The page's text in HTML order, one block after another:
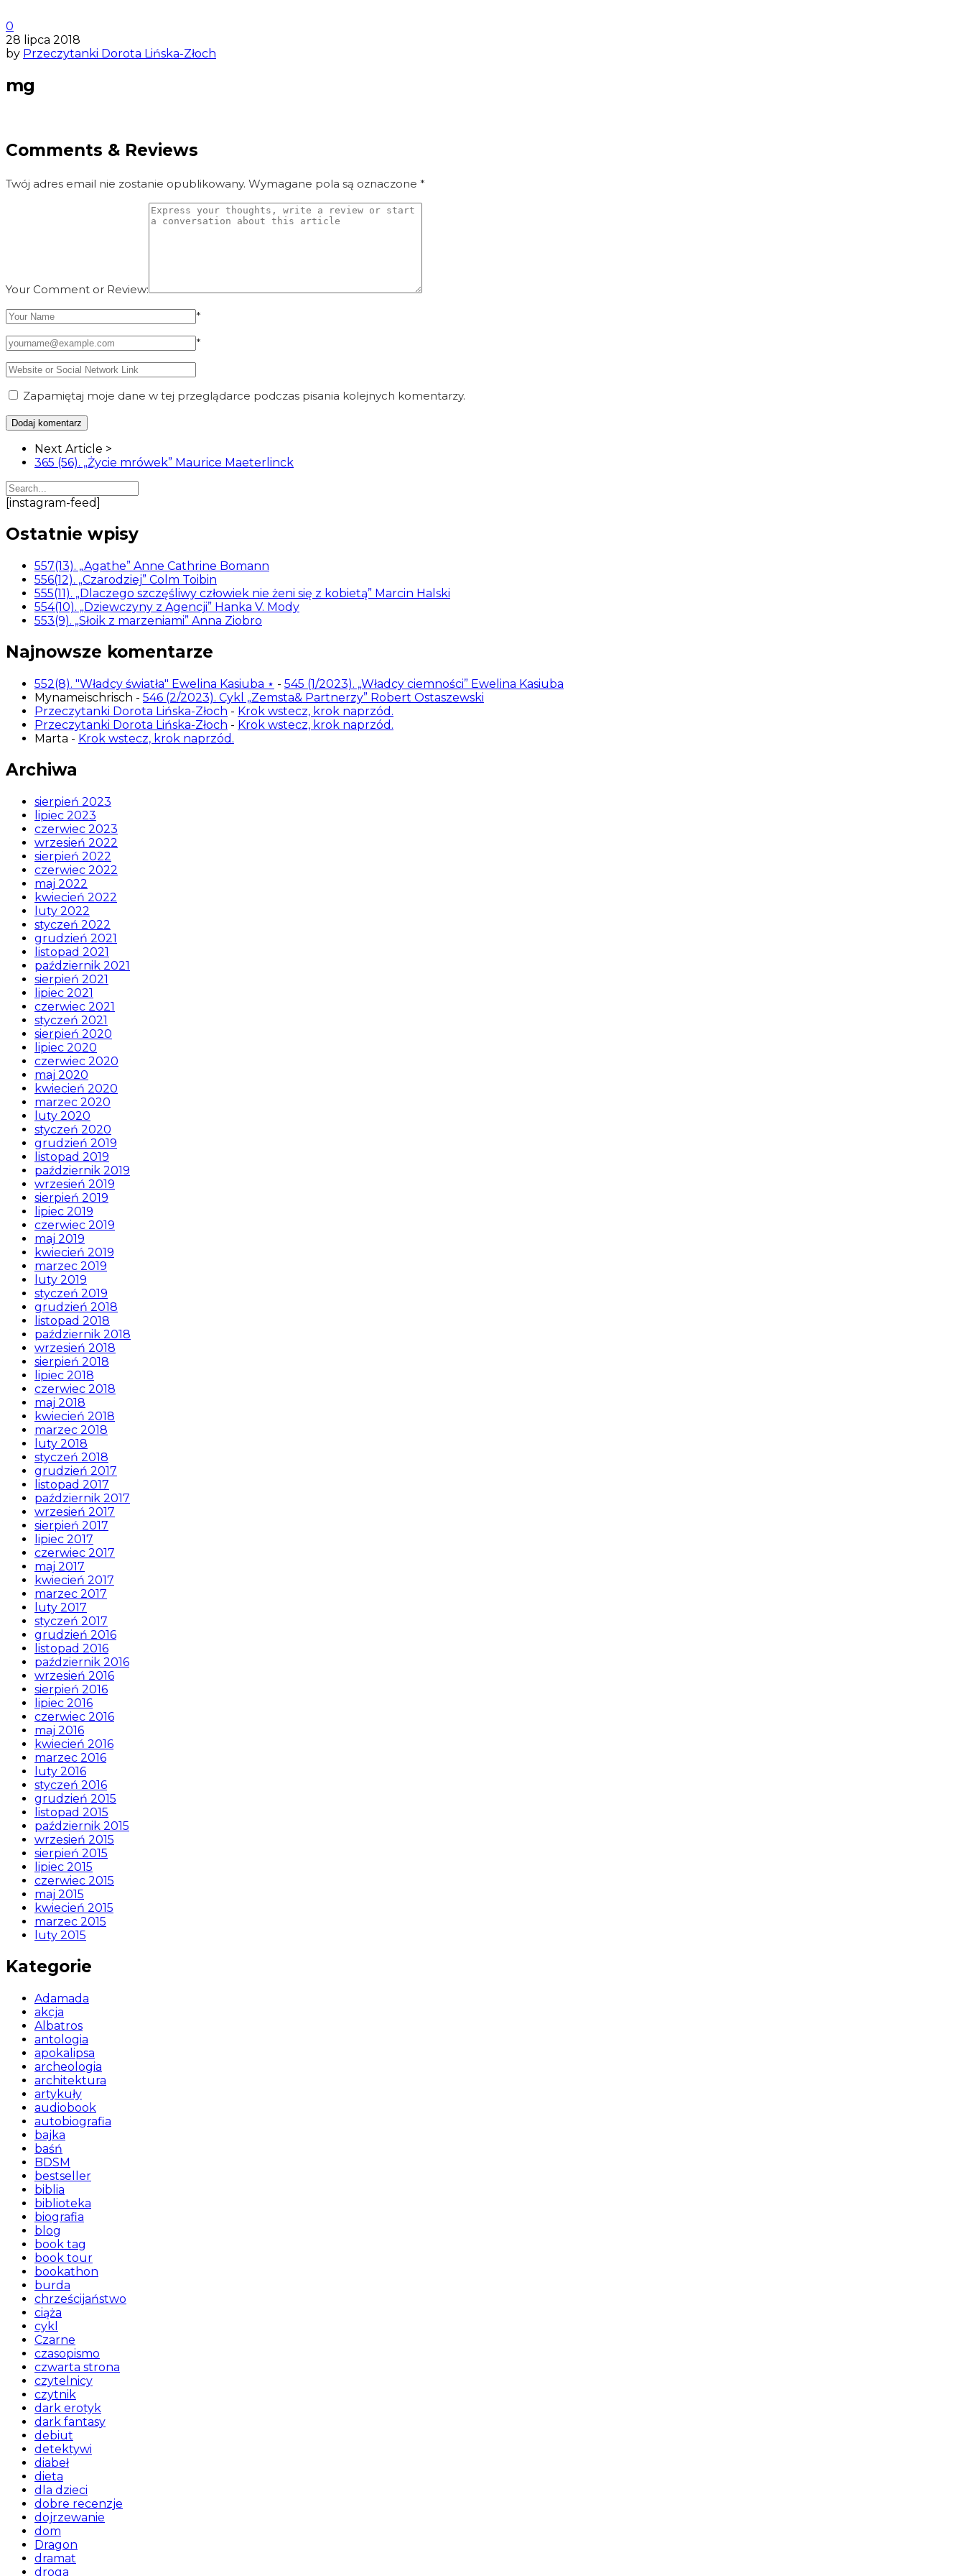
0
28 lipca 2018
by Przeczytanki Dorota Lińska-Złoch
mg
Comments & Reviews
Twój adres email nie zostanie opublikowany. Wymagane pola są oznaczone *
Your Comment or Review:
*
*
Zapamiętaj moje dane w tej przeglądarce podczas pisania kolejnych komentarzy.
Article
Navigation
Next Article >
365 (56). „Życie mrówek” Maurice Maeterlinck
[instagram-feed]
Ostatnie wpisy
557(13). „Agathe” Anne Cathrine Bomann
556(12). „Czarodziej” Colm Toibin
555(11). „Dlaczego szczęśliwy człowiek nie żeni się z kobietą” Marcin Halski
554(10). „Dziewczyny z Agencji” Hanka V. Mody
553(9). „Słoik z marzeniami” Anna Ziobro
Najnowsze komentarze
552(8). "Władcy światła" Ewelina Kasiuba ⋆ - 545 (1/2023). „Władcy ciemności” Ewelina Kasiuba
Mynameischrisch - 546 (2/2023). Cykl „Zemsta& Partnerzy” Robert Ostaszewski
Przeczytanki Dorota Lińska-Złoch - Krok wstecz, krok naprzód.
Przeczytanki Dorota Lińska-Złoch - Krok wstecz, krok naprzód.
Marta - Krok wstecz, krok naprzód.
Archiwa
sierpień 2023
lipiec 2023
czerwiec 2023
wrzesień 2022
sierpień 2022
czerwiec 2022
maj 2022
kwiecień 2022
luty 2022
styczeń 2022
grudzień 2021
listopad 2021
październik 2021
sierpień 2021
lipiec 2021
czerwiec 2021
styczeń 2021
sierpień 2020
lipiec 2020
czerwiec 2020
maj 2020
kwiecień 2020
marzec 2020
luty 2020
styczeń 2020
grudzień 2019
listopad 2019
październik 2019
wrzesień 2019
sierpień 2019
lipiec 2019
czerwiec 2019
maj 2019
kwiecień 2019
marzec 2019
luty 2019
styczeń 2019
grudzień 2018
listopad 2018
październik 2018
wrzesień 2018
sierpień 2018
lipiec 2018
czerwiec 2018
maj 2018
kwiecień 2018
marzec 2018
luty 2018
styczeń 2018
grudzień 2017
listopad 2017
październik 2017
wrzesień 2017
sierpień 2017
lipiec 2017
czerwiec 2017
maj 2017
kwiecień 2017
marzec 2017
luty 2017
styczeń 2017
grudzień 2016
listopad 2016
październik 2016
wrzesień 2016
sierpień 2016
lipiec 2016
czerwiec 2016
maj 2016
kwiecień 2016
marzec 2016
luty 2016
styczeń 2016
grudzień 2015
listopad 2015
październik 2015
wrzesień 2015
sierpień 2015
lipiec 2015
czerwiec 2015
maj 2015
kwiecień 2015
marzec 2015
luty 2015
Kategorie
Adamada
akcja
Albatros
antologia
apokalipsa
archeologia
architektura
artykuły
audiobook
autobiografia
bajka
baśń
BDSM
bestseller
biblia
biblioteka
biografia
blog
book tag
book tour
bookathon
burda
chrześcijaństwo
ciąża
cykl
Czarne
czasopismo
czwarta strona
czytelnicy
czytnik
dark erotyk
dark fantasy
debiut
detektywi
diabeł
dieta
dla dzieci
dobre recenzje
dojrzewanie
dom
Dragon
dramat
droga